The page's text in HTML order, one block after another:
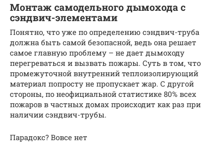
Монтаж самодельного дымохода с
сэндвич-элементами
Понятно, что уже по определению сэндвич-труба
должна быть самой безопасной, ведь она решает
самое главную проблему – не дает дымоходу
перегреваться и вызвать пожары. Суть в том, что
промежуточной внутренний теплоизолирующий
материал попросту не пропускает жар. С другой
стороны, по неофициальной статистике 80% всех
пожаров в частных домах происходит как раз при
наличии сэндвич-трубы.
Парадокс? Вовсе нет